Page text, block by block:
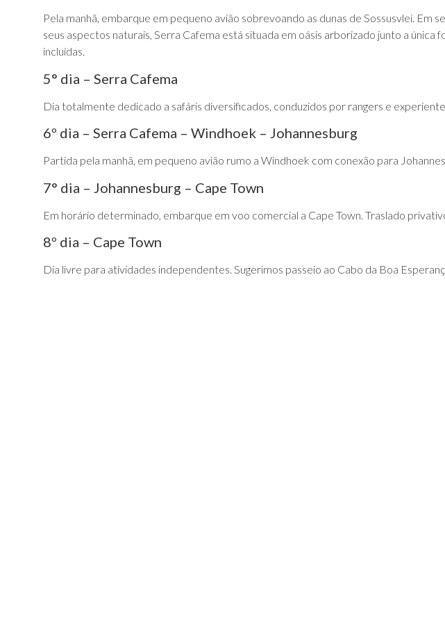
Pela manhã, embarque em pequeno avião sobrevoando as dunas de Sossusvlei.
seus aspectos naturais, Serra Cafema está situada em oásis arborizado junto a
incluídas.
5° dia – Serra Cafema
Dia totalmente dedicado a safáris diversificados, conduzidos por rangers e
6º dia – Serra Cafema – Windhoek – Johannesburg
Partida pela manhã, em pequeno avião rumo a Windhoek com conexão para
7° dia – Johannesburg – Cape Town
Em horário determinado, embarque em voo comercial a Cape Town. Traslado
8º dia – Cape Town
Dia livre para atividades independentes. Sugerimos passeio ao Cabo da Boa